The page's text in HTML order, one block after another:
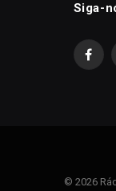
Siga-
© 2026